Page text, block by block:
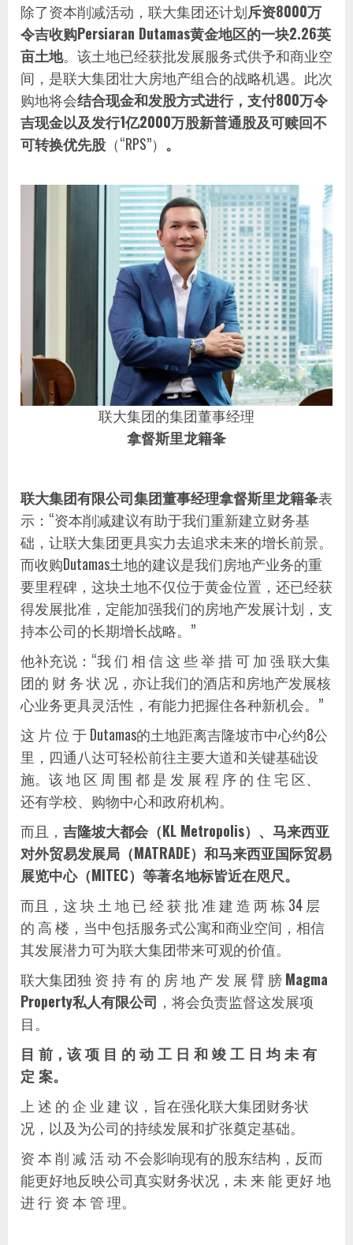
除了资本削减活动，联大集团还计划斥资8000万
令吉收购Persiaran Dutamas黄金地区的一块2.26英
亩土地。该土地已经获批发展服务式供予和商业空
间，是联大集团壮大房地产组合的战略机遇。此次
购地将会结合现金和发股方式进行，支付800万令
吉现金以及发行1亿2000万股新普通股及可赎回不
可转换优先股 （“RPS”） 。
联大集团的集团董事经理
拿督斯里龙籍夆
联大集团有限公司集团董事经理拿督斯里龙籍夆表
示：“资本削减建议有助于我们重新建立财务基
础，让联大集团更具实力去追求未来的增长前景。
而收购Dutamas土地的建议是我们房地产业务的重
要里程碑，这块土地不仅位于黄金位置，还已经获
得发展批准，定能加强我们的房地产发展计划，支
持本公司的长期增长战略。”
他补充说：“我 们 相 信 这 些 举 措 可 加 强 联大集
团的 财 务 状 况，亦让我们的酒店和房地产发展核
心业务更具灵活性，有能力把握住各种新机会。”
这 片 位 于 Dutamas的土地距离吉隆坡市中心约8公
里，四通八达可轻松前往主要大道和关键基础设
施。该 地 区 周 围 都 是 发 展 程 序 的 住 宅 区、
还有学校、购物中心和政府机构。
而且， 吉隆坡大都会（KL Metropolis）、马来西亚
对外贸易发展局（MATRADE）和马来西亚国际贸易
展览中心（MITEC）等著名地标皆近在咫尺。
而且，这 块 土 地 已 经 获 批 准 建 造 两 栋 34 层
的 高 楼，当中包括服务式公寓和商业空间，相信
其发展潜力可为联大集团带来可观的价值。
联大集团独 资 持 有 的 房 地 产 发 展 臂 膀Magma
Property私人有限公司 ，将会负责监督这发展项
目。
目 前，该 项 目 的 动 工 日 和 竣 工 日 均 未 有
定 案。
上 述 的 企 业 建 议，旨在强化联大集团财务状
况，以及为公司的持续发展和扩张奠定基础。
资 本 削 减 活 动 不会影响现有的股东结构，反而
能更好地反映公司真实财务状况，未 来 能 更好 地
进 行 资 本 管 理。